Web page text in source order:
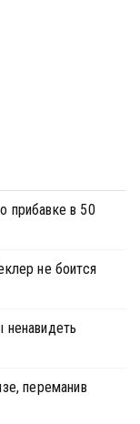
прибавке в 50
не боится
переманив